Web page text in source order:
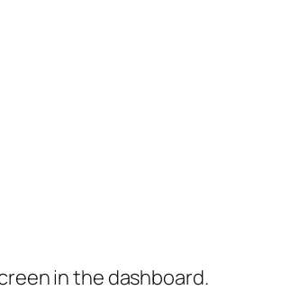
in the dashboard.